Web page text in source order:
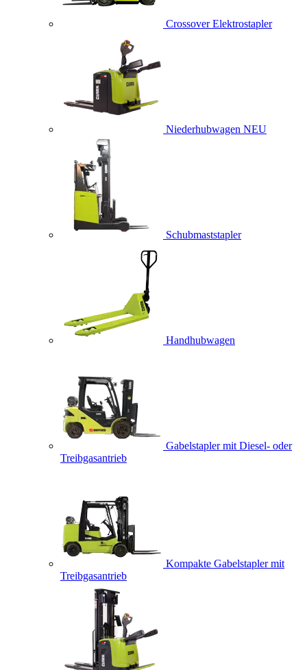
Crossover Elektrostapler
Niederhubwagen NEU
Schubmaststapler
Handhubwagen
Gabelstapler mit Diesel- oder
Treibgasantrieb
Kompakte Gabelstapler mit
Treibgasantrieb